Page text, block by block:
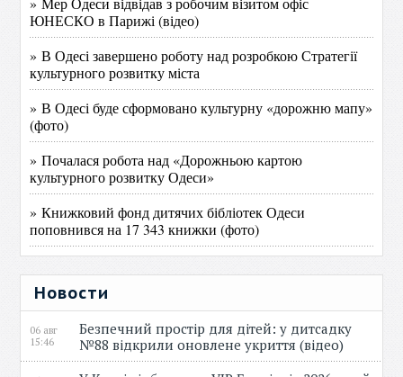
ЮНЕСКО в Парижі (відео)
» В Одесі завершено роботу над розробкою Стратегії
культурного розвитку міста
» В Одесі буде сформовано культурну «дорожню мапу»
(фото)
» Почалася робота над «Дорожньою картою
культурного розвитку Одеси»
» Книжковий фонд дитячих бібліотек Одеси
поповнився на 17 343 книжки (фото)
Новости
06 авг
15:46
Безпечний простір для дітей: у дитсадку
№88 відкрили оновлене укриття (відео)